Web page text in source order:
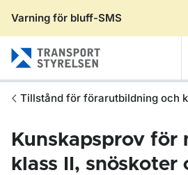
Varning för bluff-SMS
Tillstånd för förarutbildning och
Kunskapsprov för
klass II, snöskoter